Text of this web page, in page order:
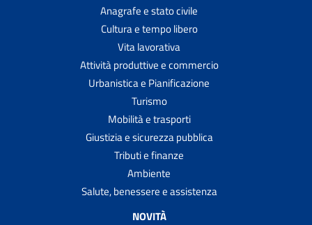
Anagrafe e stato civile
Cultura e tempo libero
Vita lavorativa
Attività produttive e commercio
Urbanistica e Pianificazione
Turismo
Mobilità e trasporti
Giustizia e sicurezza pubblica
Tributi e finanze
Ambiente
Salute, benessere e assistenza
NOVITÀ